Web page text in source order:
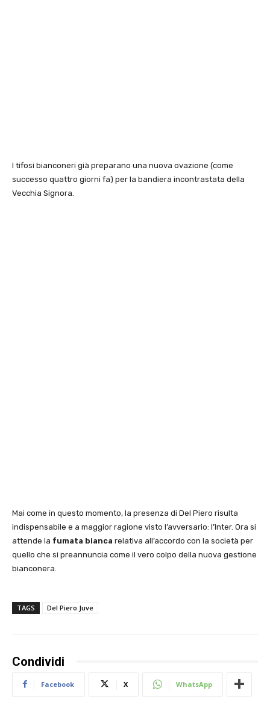
I tifosi bianconeri già preparano una nuova ovazione (come
successo quattro giorni fa) per la bandiera incontrastata della
Vecchia Signora.
Mai come in questo momento, la presenza di Del Piero risulta
indispensabile e a maggior ragione visto l’avversario: l’Inter. Ora si
attende la fumata bianca relativa all’accordo con la società per
quello che si preannuncia come il vero colpo della nuova gestione
bianconera.
TAGS Del Piero Juve
Condividi
Facebook X WhatsApp